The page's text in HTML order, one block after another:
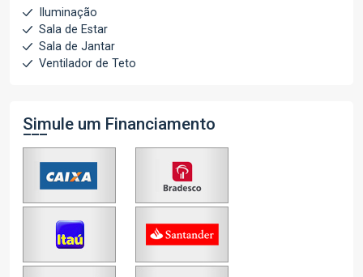
Iluminação
Sala de Estar
Sala de Jantar
Ventilador de Teto
Simule um Financiamento